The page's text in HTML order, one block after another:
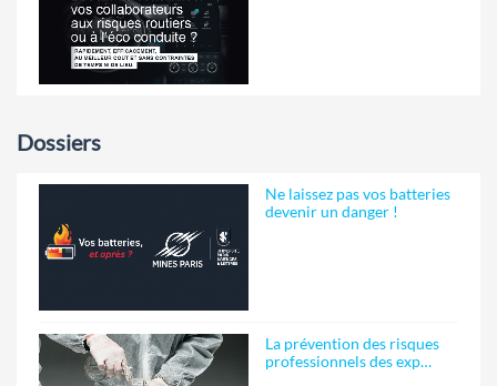
Dossiers
Ne laissez pas vos batteries
devenir un danger !
La prévention des risques
professionnels des exp…